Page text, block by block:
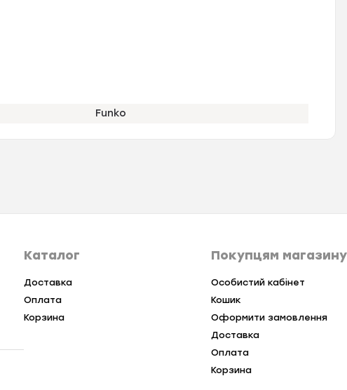
Funko
Каталог
Доставка
Оплата
Корзина
Покупцям магазину
Особистий кабінет
Кошик
Оформити замовлення
Доставка
Оплата
Корзина